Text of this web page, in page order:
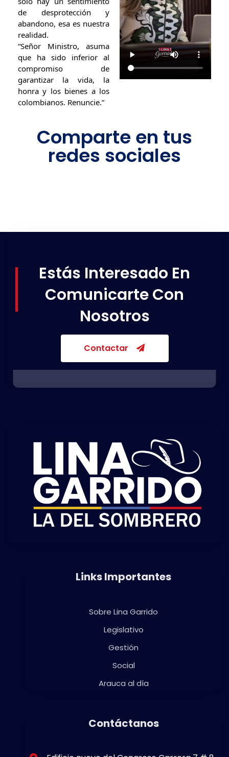
de desprotección y
abandono, esa es nuestra
realidad.
“Señor Ministro, asuma
que ha sido inferior al
compromiso de
garantizar la vida, la
honra y los bienes a los
colombianos. Renuncie.”
Comparte en tus
redes sociales
Estás Interesado En
Comunicarte Con
Nosotros
Contactar
Links Importantes
Sobre Lina Garrido
Legislativo
Gestión
Social
Arauca al día
Contáctanos